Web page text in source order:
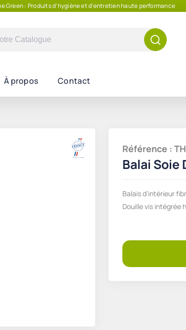
Green : Produits d'hygiène et d'entretien haute performance
À propos Contact
Référence :
Balai Soie
Balais d'intérieur
Douille vis intégrée